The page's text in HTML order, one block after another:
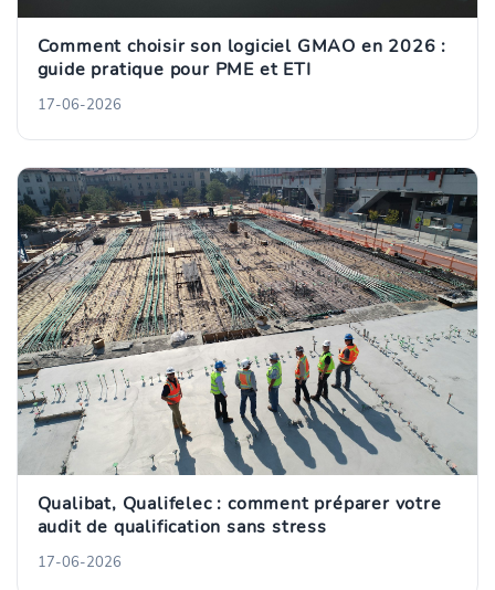
Comment choisir son logiciel GMAO en 2026 :
guide pratique pour PME et ETI
17-06-2026
Qualibat, Qualifelec : comment préparer votre
audit de qualification sans stress
17-06-2026